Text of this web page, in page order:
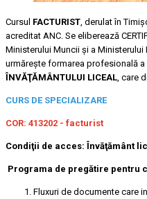
Cursul FACTURIST, derulat în
acreditat ANC. Se eliberează
Ministerului Muncii şi a Ministerului
urmăreşte formarea profesională
ÎNVĂŢĂMÂNTULUI LICEAL, care
CURS DE SPECIALIZARE
COR: 413202 - facturist
Condiţii de acces: Învăţământ
Programa de pregătire pentru
Fluxuri de documente care